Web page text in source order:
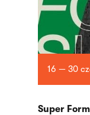
16 — 30
Super